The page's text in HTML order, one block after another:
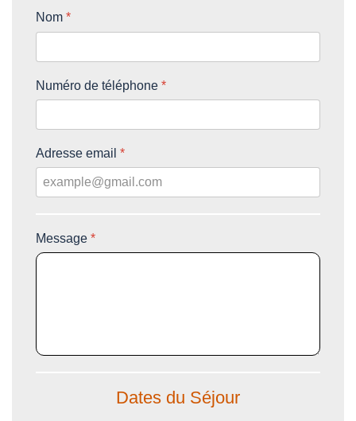
Nom *
Numéro de téléphone *
Adresse email *
Message *
Dates du Séjour